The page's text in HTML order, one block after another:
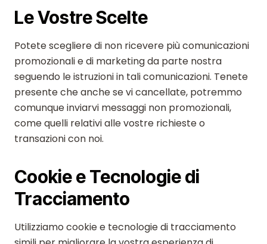
Le Vostre Scelte
Potete scegliere di non ricevere più comunicazioni
promozionali e di marketing da parte nostra
seguendo le istruzioni in tali comunicazioni. Tenete
presente che anche se vi cancellate, potremmo
comunque inviarvi messaggi non promozionali,
come quelli relativi alle vostre richieste o
transazioni con noi.
Cookie e Tecnologie di
Tracciamento
Utilizziamo cookie e tecnologie di tracciamento